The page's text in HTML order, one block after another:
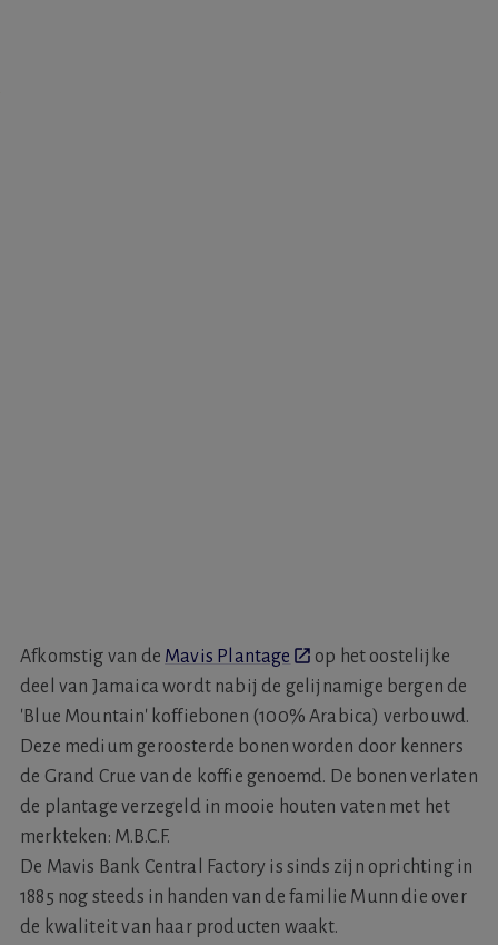
Afkomstig van de Mavis Plantage
op het oostelijke
deel van Jamaica wordt nabij de gelijnamige bergen de
'Blue Mountain' koffiebonen (100% Arabica) verbouwd.
Deze medium geroosterde bonen worden door kenners
de Grand Crue van de koffie genoemd. De bonen verlaten
de plantage verzegeld in mooie houten vaten met het
merkteken: M.B.C.F.
De Mavis Bank Central Factory is sinds zijn oprichting in
1885 nog steeds in handen van de familie Munn die over
de kwaliteit van haar producten waakt.